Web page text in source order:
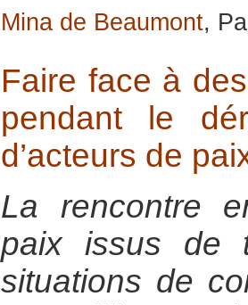
Mina de Beaumont,
Faire face à
pendant le
d’acteurs de
La rencontre
paix issus de
situations de